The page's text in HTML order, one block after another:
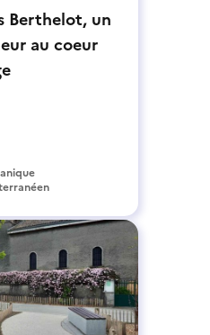
Berthelot, un
au coeur